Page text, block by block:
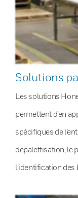
Solutions
Les solutions
permettent d’en
spécifiques de
dépalettisation, le
l’identification des